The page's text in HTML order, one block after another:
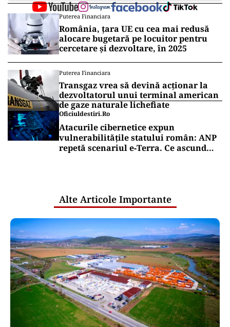
Puterea Financiara
România, țara UE cu cea mai redusă
alocare bugetară pe locuitor pentru
cercetare și dezvoltare, în 2025
Puterea Financiara
Transgaz vrea să devină acționar la
dezvoltatorul unui terminal american
de gaze naturale lichefiate
Oficiuldestiri.ro
Atacurile cibernetice expun
vulnerabilitățile statului român: ANP
repetă scenariul e‑Terra. Ce ascund
Alte Articole Importante